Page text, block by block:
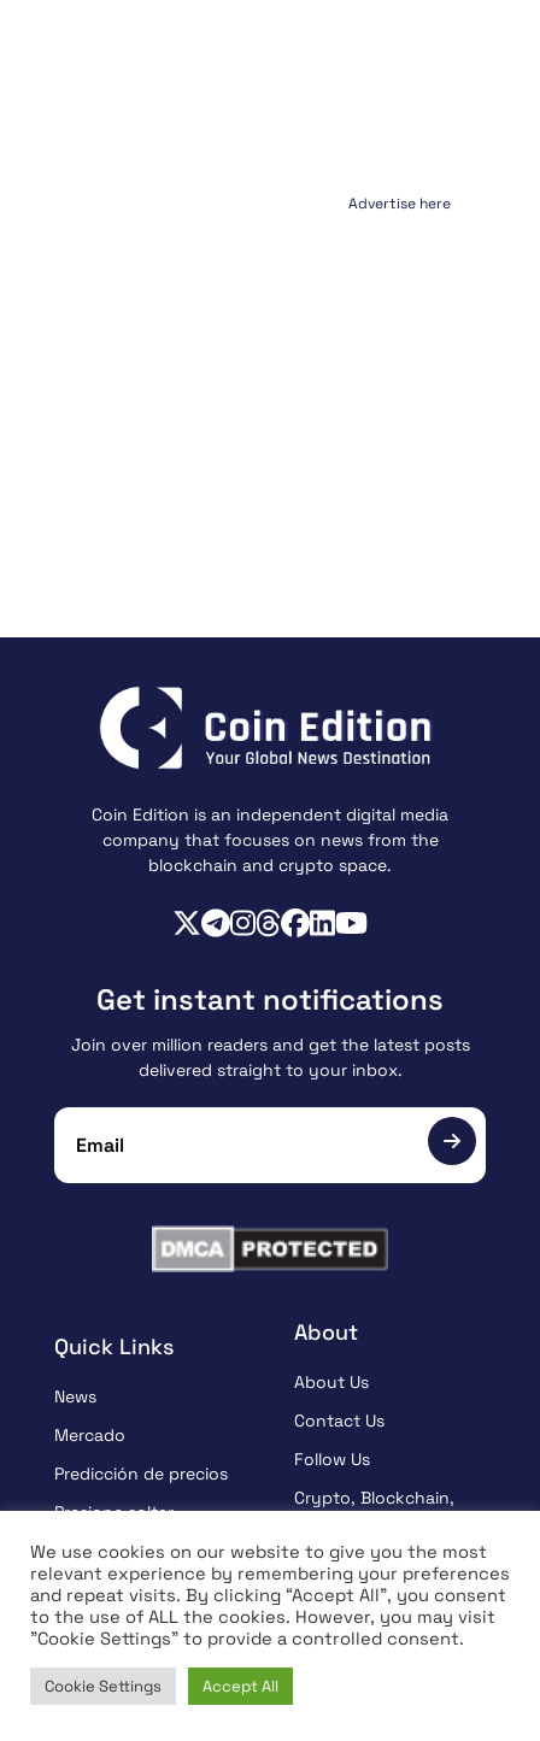
Advertise here
Home News
Coin Edition is an independent digital media
company that focuses on news from the
blockchain and crypto space.
Quick Links
News
Mercado
Predicción de precios
Presione soltar
Patrocinado
Aprender
Entrevista
About
About Us
Contact Us
Follow Us
Crypto, Blockchain,
Partners
Terms And Condition
Privacy Policy
Get instant notifications
Join over million readers and get the latest posts
delivered straight to your inbox.
We use cookies on our website to give you the most
relevant experience by remembering your preferences
and repeat visits. By clicking “Accept All”, you consent
to the use of ALL the cookies. However, you may visit
"Cookie Settings" to provide a controlled consent.
Cookie Settings Accept All